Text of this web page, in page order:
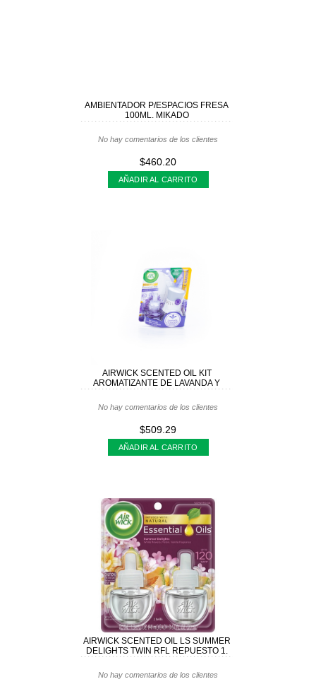
AMBIENTADOR P/ESPACIOS FRESA
100ML. MIKADO
No hay comentarios de los clientes
$460.20
AÑADIR AL CARRITO
AIRWICK SCENTED OIL KIT
AROMATIZANTE DE LAVANDA Y
No hay comentarios de los clientes
$509.29
AÑADIR AL CARRITO
AIRWICK SCENTED OIL LS SUMMER
DELIGHTS TWIN RFL REPUESTO 1.
No hay comentarios de los clientes